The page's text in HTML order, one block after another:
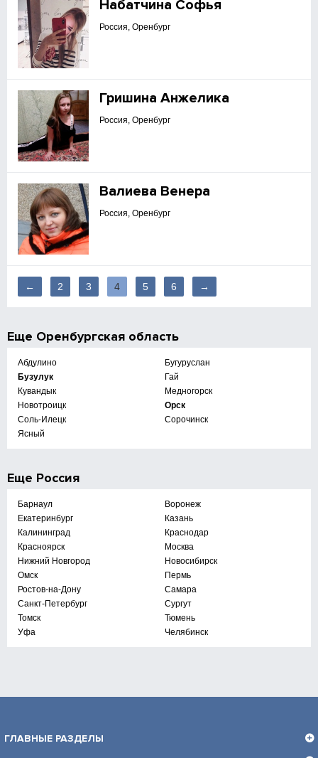
Набатчина Софья
Россия, Оренбург
Гришина Анжелика
Россия, Оренбург
Валиева Венера
Россия, Оренбург
← 2 3 4 5 6 →
Еще Оренбургская область
Абдулино
Бугуруслан
Бузулук
Гай
Кувандык
Медногорск
Новотроицк
Орск
Соль-Илецк
Сорочинск
Ясный
Еще Россия
Барнаул
Воронеж
Екатеринбург
Казань
Калининград
Краснодар
Красноярск
Москва
Нижний Новгород
Новосибирск
Омск
Пермь
Ростов-на-Дону
Самара
Санкт-Петербург
Сургут
Томск
Тюмень
Уфа
Челябинск
ГЛАВНЫЕ РАЗДЕЛЫ